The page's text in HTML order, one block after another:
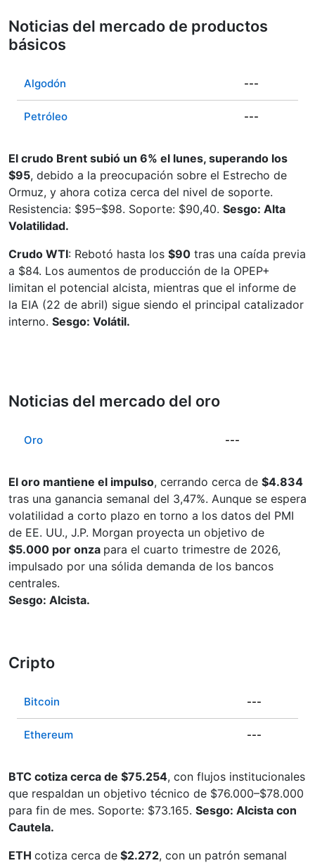
Noticias del mercado de productos
básicos
Algodón ---
Petróleo ---
El crudo Brent subió un 6% el lunes, superando los
$95, debido a la preocupación sobre el Estrecho de
Ormuz, y ahora cotiza cerca del nivel de soporte.
Resistencia: $95–$98. Soporte: $90,40. Sesgo: Alta
Volatilidad.
Crudo WTI: Rebotó hasta los $90 tras una caída previa
a $84. Los aumentos de producción de la OPEP+
limitan el potencial alcista, mientras que el informe de
la EIA (22 de abril) sigue siendo el principal catalizador
interno. Sesgo: Volátil.
Noticias del mercado del oro
Oro ---
El oro mantiene el impulso, cerrando cerca de $4.834
tras una ganancia semanal del 3,47%. Aunque se espera
volatilidad a corto plazo en torno a los datos del PMI
de EE. UU., J.P. Morgan proyecta un objetivo de
$5.000 por onza para el cuarto trimestre de 2026,
impulsado por una sólida demanda de los bancos
centrales.
Sesgo: Alcista.
Cripto
Bitcoin ---
Ethereum ---
BTC cotiza cerca de $75.254, con flujos institucionales
que respaldan un objetivo técnico de $76.000–$78.000
para fin de mes. Soporte: $73.165. Sesgo: Alcista con
Cautela.
ETH cotiza cerca de $2.272, con un patrón semanal